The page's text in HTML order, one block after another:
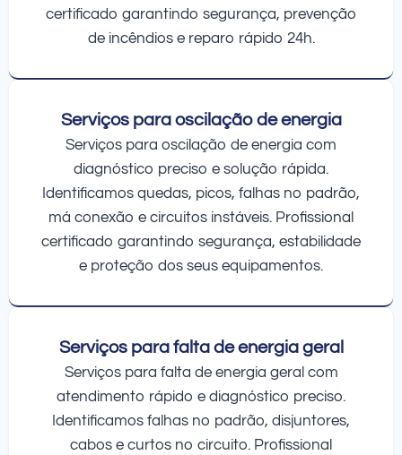
certificado garantindo segurança, prevenção
de incêndios e reparo rápido 24h.
Serviços para oscilação de energia
Serviços para oscilação de energia com
diagnóstico preciso e solução rápida.
Identificamos quedas, picos, falhas no padrão,
má conexão e circuitos instáveis. Profissional
certificado garantindo segurança, estabilidade
e proteção dos seus equipamentos.
Serviços para falta de energia geral
Serviços para falta de energia geral com
atendimento rápido e diagnóstico preciso.
Identificamos falhas no padrão, disjuntores,
cabos e curtos no circuito. Profissional